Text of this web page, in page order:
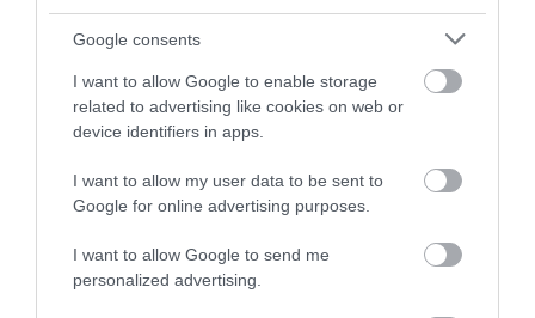
Google consents
I want to allow Google to enable storage
related to advertising like cookies on web or
device identifiers in apps.
I want to allow my user data to be sent to
Google for online advertising purposes.
I want to allow Google to send me
personalized advertising.